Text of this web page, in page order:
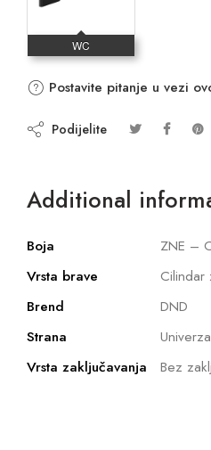
Postavite pitanje u vezi
Podijelite
Additional
Boja
ZNE –
Vrsta brave
Cilindar
Brend
DND
Strana
Vrsta zaključavanja
Bez